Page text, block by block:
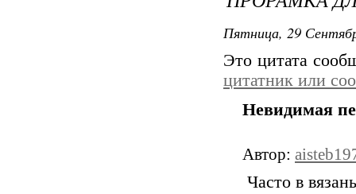
Пятница, 29
Это цитата
цитатник или
Невидимая
Автор:
Часто в